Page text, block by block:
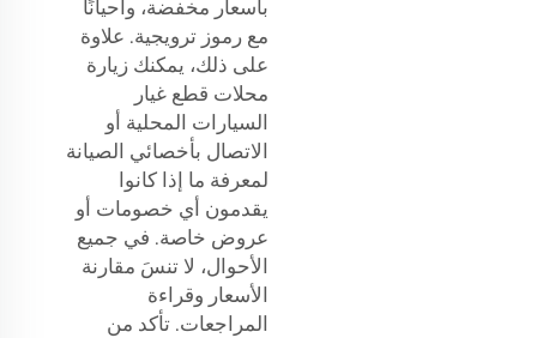
بأسعار مخفضة، وأحيانًا
مع رموز ترويجية. علاوة
على ذلك، يمكنك زيارة
محلات قطع غيار
السيارات المحلية أو
الاتصال بأخصائي الصيانة
لمعرفة ما إذا كانوا
يقدمون أي خصومات أو
عروض خاصة. في جميع
الأحوال، لا تنسَ مقارنة
الأسعار وقراءة
المراجعات. تأكد من